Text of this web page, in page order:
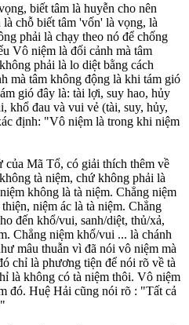
biết tâm là huyễn cho nên
chỗ biết tâm 'vốn' là vọng, là
phải là chạy theo nó để chống
Vô niệm là đối cảnh mà tâm
phải là lo diệt bằng cách
mà tâm không động là khi tám gió
gió đây là: tài lợi, suy hao, hủy
khổ đau và vui vẻ (tài, suy, hủy,
định: "Vô niệm là trong khi niệm
của Mã Tổ, có giải thích thêm về
tà niệm, chứ không phải là
không là tà niệm. Chẳng niệm
niệm ác là tà niệm. Chẳng
đến khổ/vui, sanh/diệt, thủ/xả,
Chẳng niệm khổ/vui ... là chánh
mâu thuẫn vì đã nói vô niệm mà
chỉ là phương tiện để nói rõ về tà
là không có tà niệm thôi. Vô niệm
đó. Huệ Hải cũng nói rõ : "Tất cả